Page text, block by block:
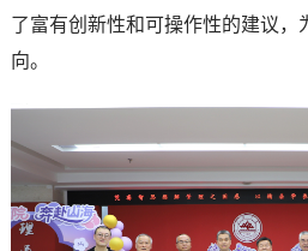
了富有创新性和可操作性的建议，
向。